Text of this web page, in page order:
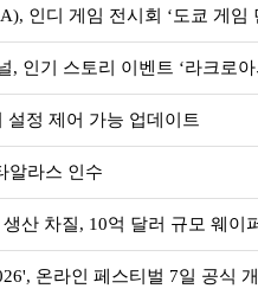
인디 게임 전시회 ‘도쿄 게임
, 인기 스토리 이벤트 ‘라크로
설정 제어 가능 업데이트
알라스 인수
산 차질, 10억 달러 규모 웨이
온라인 페스티벌 7일 공식